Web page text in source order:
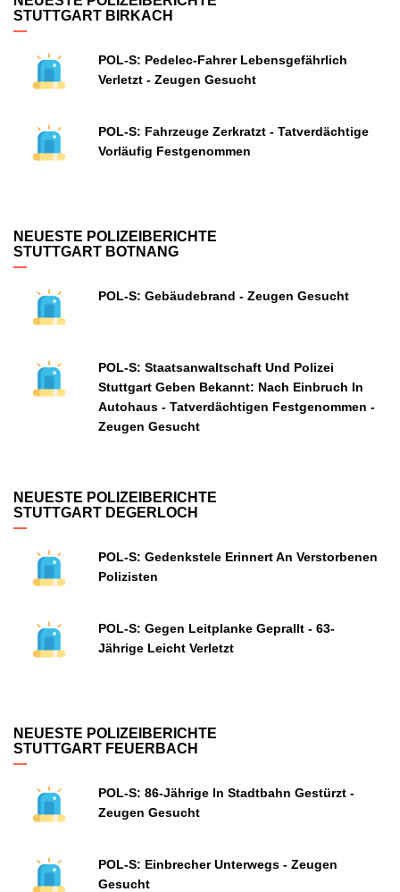
STUTTGART BIRKACH
POL-S: Pedelec-Fahrer Lebensgefährlich
Verletzt - Zeugen Gesucht
POL-S: Fahrzeuge Zerkratzt - Tatverdächtige
Vorläufig Festgenommen
NEUESTE POLIZEIBERICHTE
STUTTGART BOTNANG
POL-S: Gebäudebrand - Zeugen Gesucht
POL-S: Staatsanwaltschaft Und Polizei
Stuttgart Geben Bekannt: Nach Einbruch In
Autohaus - Tatverdächtigen Festgenommen -
Zeugen Gesucht
NEUESTE POLIZEIBERICHTE
STUTTGART DEGERLOCH
POL-S: Gedenkstele Erinnert An Verstorbenen
Polizisten
POL-S: Gegen Leitplanke Geprallt - 63-
Jährige Leicht Verletzt
NEUESTE POLIZEIBERICHTE
STUTTGART FEUERBACH
POL-S: 86-Jährige In Stadtbahn Gestürzt -
Zeugen Gesucht
POL-S: Einbrecher Unterwegs - Zeugen
Gesucht